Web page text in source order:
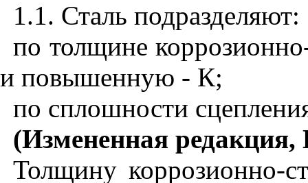
1.1. Сталь подразделяют:
по толщине
и повышенную - К;
по сплошности
(Измененная
Толщину коррозионно-